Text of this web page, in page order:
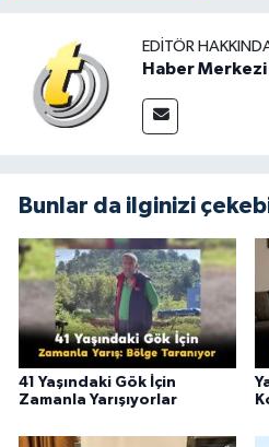
EDITÖR
Haber Merkezi
Bunlar da ilginizi
41 Yaşındaki Gök İçin
Zamanla Yarışıyorlar